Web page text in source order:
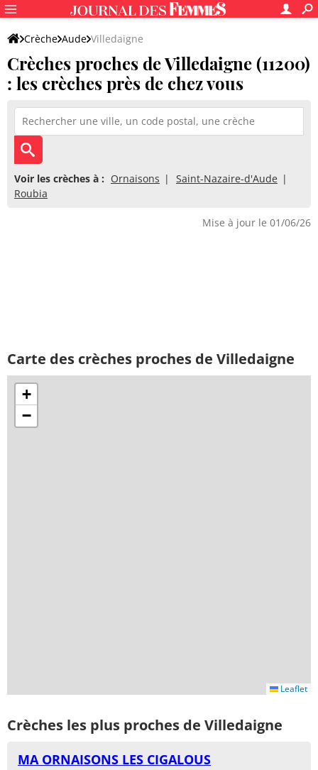
Crèche Aude Villedaigne
Crèches proches de Villedaigne (11200)
: les crèches près de chez vous
Voir les crèches à : Ornaisons
Saint-Nazaire-d'Aude
Roubia
Mise à jour le 01/06/26
Carte des crèches proches de Villedaigne
+
−
Leaflet
Crèches les plus proches de Villedaigne
MA ORNAISONS LES CIGALOUS